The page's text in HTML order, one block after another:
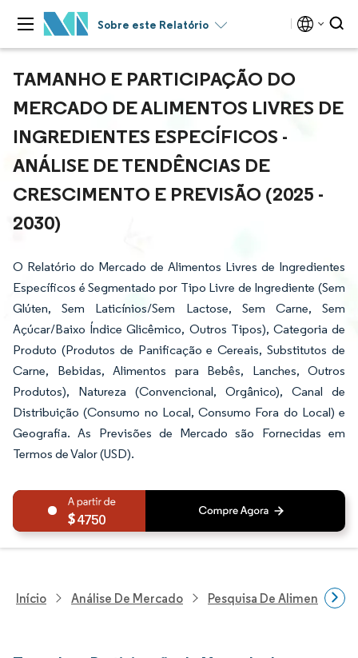
Sobre este Relatório
TAMANHO E PARTICIPAÇÃO DO
MERCADO DE ALIMENTOS LIVRES DE
INGREDIENTES ESPECÍFICOS -
ANÁLISE DE TENDÊNCIAS DE
CRESCIMENTO E PREVISÃO (2025 -
2030)
O Relatório do Mercado de Alimentos Livres de Ingredientes
Específicos é Segmentado por Tipo Livre de Ingrediente (Sem
Glúten, Sem Laticínios/Sem Lactose, Sem Carne, Sem
Açúcar/Baixo Índice Glicêmico, Outros Tipos), Categoria de
Produto (Produtos de Panificação e Cereais, Substitutos de
Carne, Bebidas, Alimentos para Bebês, Lanches, Outros
Produtos), Natureza (Convencional, Orgânico), Canal de
Distribuição (Consumo no Local, Consumo Fora do Local) e
Geografia. As Previsões de Mercado são Fornecidas em
Termos de Valor (USD).
4750
Início Análise De Mercado Pesquisa De Alimentos E